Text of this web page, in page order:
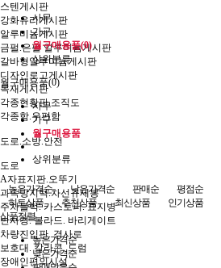
스텐게시판
강화유리게시판
알루미늄게시판
금펄.은펄 알루미늄게시판
갈바형알루미늄게시판
디자인로고게시판
목재게시판
각종현황판.조직도
각종함.우편함
도로.소방.안전
도로
A자표지판.오뚜기
과속방지턱.차선규제봉
주차블럭. 카스토퍼. 표지병
반사경. 볼라드. 바리게이트
차량진입판. 경사로
보호대. 칼라콘. 드럼
장애인편의시설
사무
가구
월구매용품(0)
상위분류
월구매용품(0)
사무
가구
월구매용품
상위분류
높은가격순 낮은가격순 판매순 평점순
히트상품
추천상품 최신상품 인기상품
상품정렬
높은가격순
낮은가격순